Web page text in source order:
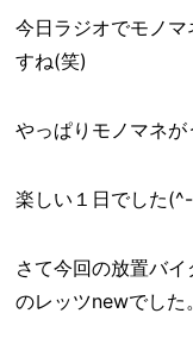
今日ラジオでモノ
すね(笑)
やっぱりモノマネが
楽しい１日でした
さて今回の放置バ
のレッツnewでした。